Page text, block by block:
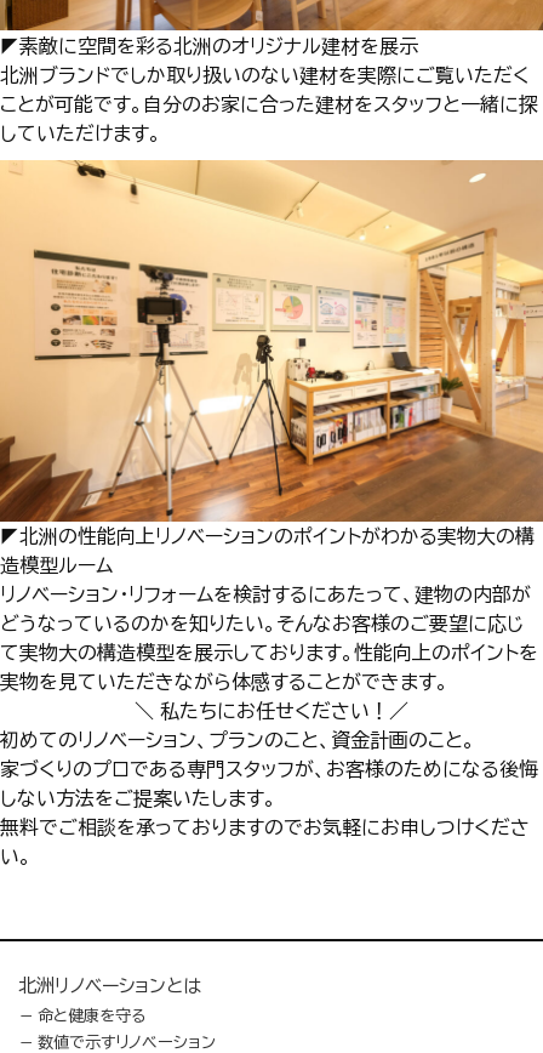
◤素敵に空間を彩る北洲のオリジナル建材を展示
北洲ブランドでしか取り扱いのない建材を実際にご覧いただく
ことが可能です。自分のお家に合った建材をスタッフと一緒に探
していただけます。
◤北洲の性能向上リノベーションのポイントがわかる実物大の構
造模型ルーム
リノベーション・リフォームを検討するにあたって、建物の内部が
どうなっているのかを知りたい。そんなお客様のご要望に応じ
て実物大の構造模型を展示しております。性能向上のポイントを
実物を見ていただきながら体感することができます。
＼ 私たちにお任せください！／
初めてのリノベーション、プランのこと、資金計画のこと。
家づくりのプロである専門スタッフが、お客様のためになる後悔
しない方法をご提案いたします。
無料でご相談を承っておりますのでお気軽にお申しつけくださ
い。
北洲リノベーションとは
命と健康を守る
数値で示すリノベーション